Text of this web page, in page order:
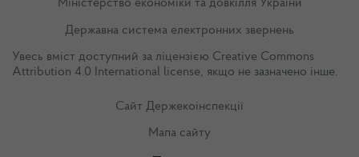
Міністерство економіки та довкілля України
Державна система електронних звернень
Увесь вміст доступний за ліцензією Creative Commons
Attribution 4.0 International license, якщо не зазначено інше.
Сайт Держекоінспекції
Мапа сайту